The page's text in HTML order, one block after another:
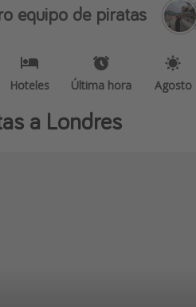
equipo de piratas
Hoteles Última hora Agosto
a Londres